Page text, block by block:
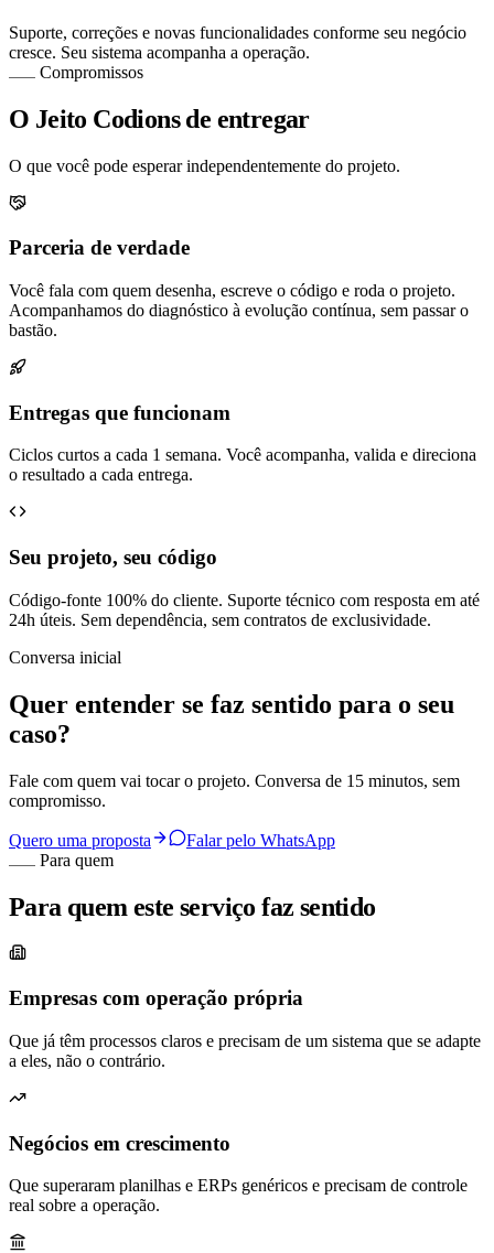
Suporte, correções e novas funcionalidades conforme seu negócio
cresce. Seu sistema acompanha a operação.
Compromissos
O Jeito Codions de entregar
O que você pode esperar independentemente do projeto.
Parceria de verdade
Você fala com quem desenha, escreve o código e roda o projeto.
Acompanhamos do diagnóstico à evolução contínua, sem passar o
bastão.
Entregas que funcionam
Ciclos curtos a cada 1 semana. Você acompanha, valida e direciona
o resultado a cada entrega.
Seu projeto, seu código
Código-fonte 100% do cliente. Suporte técnico com resposta em até
24h úteis. Sem dependência, sem contratos de exclusividade.
Conversa inicial
Quer entender se faz sentido para o seu
caso?
Fale com quem vai tocar o projeto. Conversa de 15 minutos, sem
compromisso.
Quero uma proposta
Falar pelo WhatsApp
Para quem
Para quem este serviço faz sentido
Empresas com operação própria
Que já têm processos claros e precisam de um sistema que se adapte
a eles, não o contrário.
Negócios em crescimento
Que superaram planilhas e ERPs genéricos e precisam de controle
real sobre a operação.